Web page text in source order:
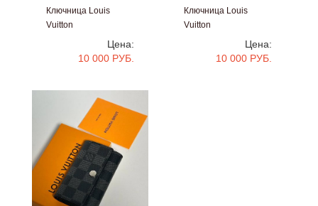
Ключница Louis
Vuitton
Цена:
10 000 РУБ.
Ключница Louis
Vuitton
Цена:
10 000 РУБ.